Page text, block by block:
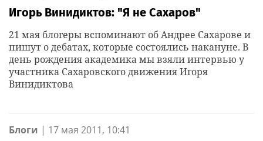
Игорь Винидиктов: "Я не Сахаров"
21 мая блогеры вспоминают об Андрее Сахарове и
пишут о дебатах, которые состоялись накануне. В
день рождения академика мы взяли интервью у
участника Сахаровского движения Игоря
Винидиктова
Блоги | 17 мая 2011, 10:41